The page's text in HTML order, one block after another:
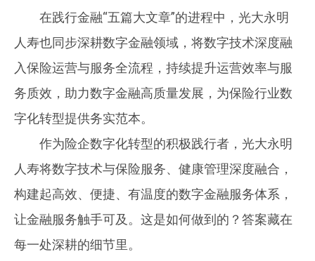
在践行金融“五篇大文章”的进程中，光大永明
人寿也同步深耕数字金融领域，将数字技术深度融
入保险运营与服务全流程，持续提升运营效率与服
务质效，助力数字金融高质量发展，为保险行业数
字化转型提供务实范本。
作为险企数字化转型的积极践行者，光大永明
人寿将数字技术与保险服务、健康管理深度融合，
构建起高效、便捷、有温度的数字金融服务体系，
让金融服务触手可及。这是如何做到的？答案藏在
每一处深耕的细节里。